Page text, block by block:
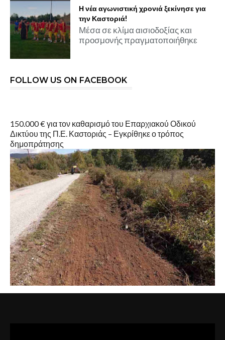
Η νέα αγωνιστική χρονιά ξεκίνησε για
την Καστοριά!
Μέσα σε κλίμα αισιοδοξίας και
προσμονής πραγματοποιήθηκε
FOLLOW US ON FACEBOOK
150.000 € για τον καθαρισμό του Επαρχιακού Οδικού
Δικτύου της Π.Ε. Καστοριάς – Εγκρίθηκε ο τρόπος
δημοπράτησης